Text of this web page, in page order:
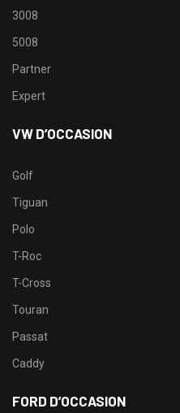
3008
5008
Partner
Expert
VW D’OCCASION
Golf
Tiguan
Polo
T-Roc
T-Cross
Touran
Passat
Caddy
FORD D’OCCASION